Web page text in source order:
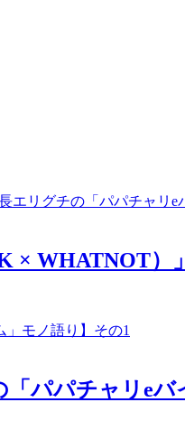
× WHATNOT）
パパチャリe